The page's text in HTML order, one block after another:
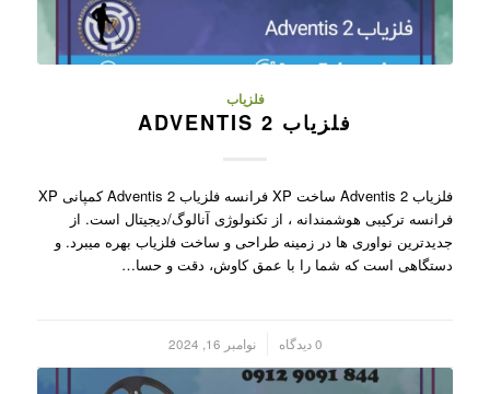
فلزیاب
فلزیاب ADVENTIS 2
فلزیاب Adventis 2 ساخت XP فرانسه فلزیاب Adventis 2 کمپانی XP
فرانسه ترکیبی هوشمندانه ، از تکنولوژی آنالوگ/دیجیتال است. از
جدیدترین نواوری ها در زمینه طراحی و ساخت فلزیاب بهره میبرد. و
دستگاهی است که شما را با عمق کاوش، دقت و حسا…
0 دیدگاه نوامبر 16, 2024